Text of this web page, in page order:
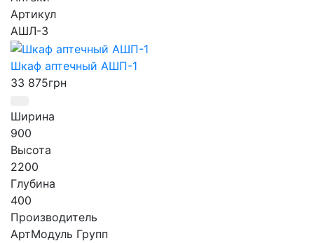
Артикул
АШЛ-3
Шкаф аптечный АШП-1
33 875грн
Ширина
900
Высота
2200
Глубина
400
Производитель
АртМодуль Групп